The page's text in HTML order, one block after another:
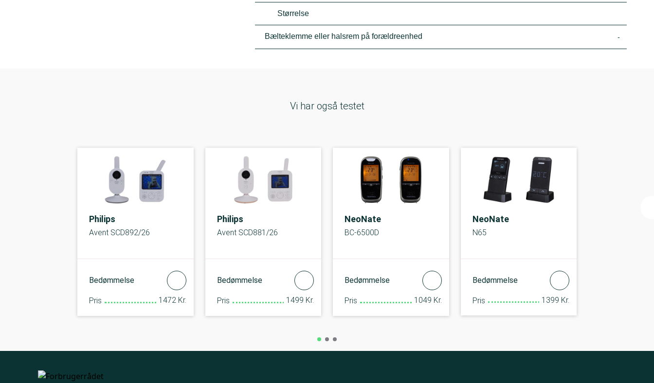
Størrelse
Bælteklemme eller halsrem på forældreenhed -
Vi har også testet
Philips
Avent SCD892/26
Bedømmelse
Pris 1472 Kr.
Philips
Avent SCD881/26
Bedømmelse
Pris 1499 Kr.
NeoNate
BC-6500D
Bedømmelse
Pris 1049 Kr.
NeoNate
N65
Bedømmelse
Pris 1399 Kr.